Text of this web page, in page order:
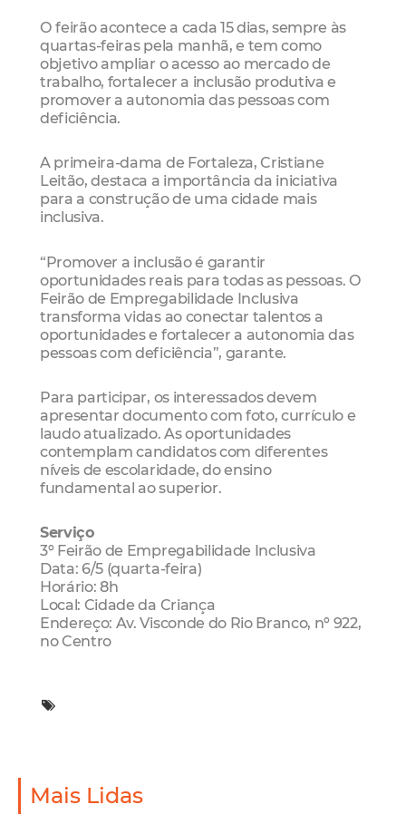
O feirão acontece a cada 15 dias, sempre às
quartas-feiras pela manhã, e tem como
objetivo ampliar o acesso ao mercado de
trabalho, fortalecer a inclusão produtiva e
promover a autonomia das pessoas com
deficiência.
A primeira-dama de Fortaleza, Cristiane
Leitão, destaca a importância da iniciativa
para a construção de uma cidade mais
inclusiva.
“Promover a inclusão é garantir
oportunidades reais para todas as pessoas. O
Feirão de Empregabilidade Inclusiva
transforma vidas ao conectar talentos a
oportunidades e fortalecer a autonomia das
pessoas com deficiência”, garante.
Para participar, os interessados devem
apresentar documento com foto, currículo e
laudo atualizado. As oportunidades
contemplam candidatos com diferentes
níveis de escolaridade, do ensino
fundamental ao superior.
Serviço
3º Feirão de Empregabilidade Inclusiva
Data: 6/5 (quarta-feira)
Horário: 8h
Local: Cidade da Criança
Endereço: Av. Visconde do Rio Branco, nº 922,
no Centro
Mais Lidas